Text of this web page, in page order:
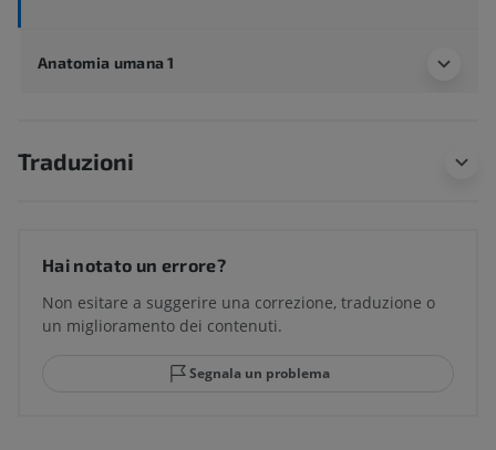
Anatomia umana 1
Traduzioni
Hai notato un errore?
Non esitare a suggerire una correzione, traduzione o
un miglioramento dei contenuti.
Segnala un problema